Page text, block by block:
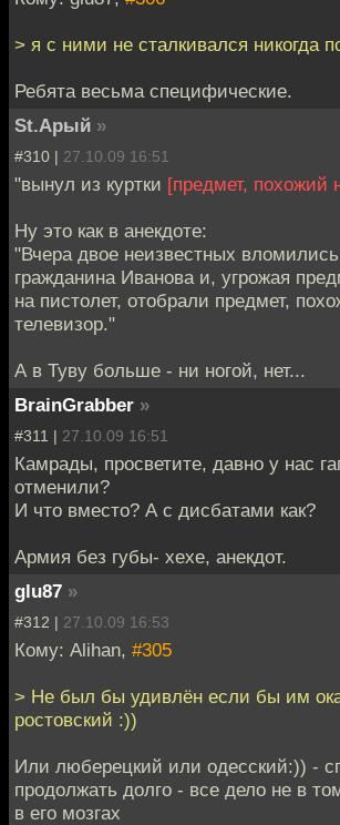
> я с ними не сталкивался никогда
Ребята весьма специфические.
St.Арый »
#310 | 27.10.09 16:51
"вынул из куртки [предмет, похожий
Ну это как в анекдоте:
"Вчера двое неизвестных
гражданина Иванова и, угрожая
на пистолет, отобрали предмет,
телевизор."
А в Туву больше - ни ногой, нет...
BrainGrabber »
#311 | 27.10.09 16:51
Камрады, просветите, давно у нас
отменили?
И что вместо? А с дисбатами как?
Армия без губы- хехе, анекдот.
glu87 »
#312 | 27.10.09 16:53
Кому: Alihan, #305
> Не был бы удивлён если бы им
ростовский :))
Или люберецкий или одесский:)) -
продолжать долго - все дело не в
в его мозгах